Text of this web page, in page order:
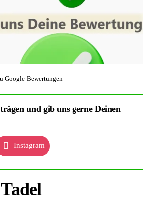
Google-Bewertungen
und gib uns gerne Deinen
Instagram